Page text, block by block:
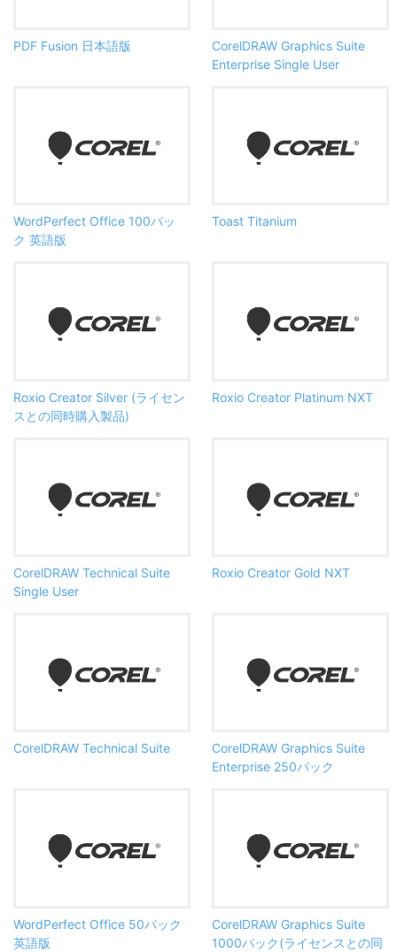
PDF Fusion 日本語版
CorelDRAW Graphics Suite
Enterprise Single User
WordPerfect Office 100パッ
ク 英語版
Toast Titanium
Roxio Creator Silver (ライセン
スとの同時購入製品)
Roxio Creator Platinum NXT
CorelDRAW Technical Suite
Single User
Roxio Creator Gold NXT
CorelDRAW Technical Suite
CorelDRAW Graphics Suite
Enterprise 250パック
WordPerfect Office 50パック
英語版
CorelDRAW Graphics Suite
1000パック(ライセンスとの同